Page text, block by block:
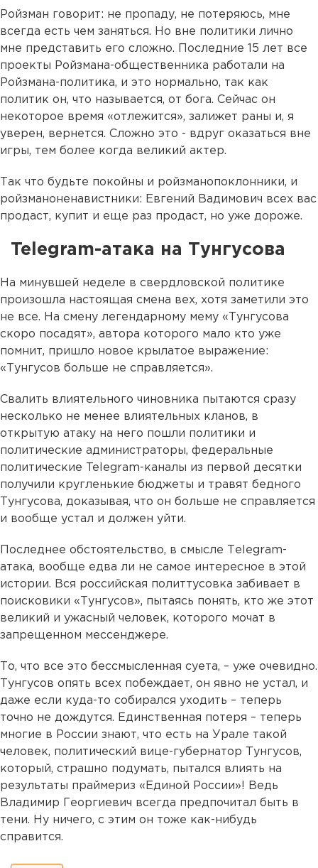
Ройзман говорит: не пропаду, не потеряюсь, мне
всегда есть чем заняться. Но вне политики лично
мне представить его сложно. Последние 15 лет все
проекты Ройзмана-общественника работали на
Ройзмана-политика, и это нормально, так как
политик он, что называется, от бога. Сейчас он
некоторое время «отлежится», залижет раны и, я
уверен, вернется. Сложно это - вдруг оказаться вне
игры, тем более когда великий актер.
Так что будьте покойны и ройзманопоклонники, и
ройзманоненавистники: Евгений Вадимович всех вас
продаст, купит и еще раз продаст, но уже дороже.
Telegram-атака на Тунгусова
На минувшей неделе в свердловской политике
произошла настоящая смена вех, хотя заметили это
не все. На смену легендарному мему «Тунгусова
скоро посадят», автора которого мало кто уже
помнит, пришло новое крылатое выражение:
«Тунгусов больше не справляется».
Свалить влиятельного чиновника пытаются сразу
несколько не менее влиятельных кланов, в
открытую атаку на него пошли политики и
политические администраторы, федеральные
политические Telegram-каналы из первой десятки
получили кругленькие бюджеты и травят бедного
Тунгусова, доказывая, что он больше не справляется
и вообще устал и должен уйти.
Последнее обстоятельство, в смысле Тelegram-
атака, вообще едва ли не самое интересное в этой
истории. Вся российская политтусовка забивает в
поисковики «Тунгусов», пытаясь понять, кто же этот
великий и ужасный человек, которого мочат в
запрещенном мессенджере.
То, что все это бессмысленная суета, – уже очевидно.
Тунгусов опять всех побеждает, он явно не устал, и
даже если куда-то собирался уходить – теперь
точно не дождутся. Единственная потеря – теперь
многие в России знают, что есть на Урале такой
человек, политический вице-губернатор Тунгусов,
который, страшно подумать, пытался влиять на
результаты праймериз «Единой России»! Ведь
Владимир Георгиевич всегда предпочитал быть в
тени. Ну ничего, с этим он тоже как-нибудь
справится.